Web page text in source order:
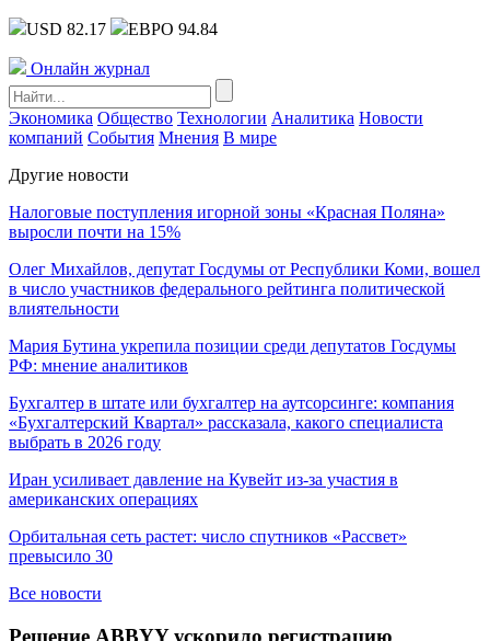
USD 82.17 ЕВРО 94.84
Онлайн журнал
Экономика Общество Технологии Аналитика Новости
компаний События Мнения В мире
Другие новости
Налоговые поступления игорной зоны «Красная Поляна»
выросли почти на 15%
Олег Михайлов, депутат Госдумы от Республики Коми, вошел
в число участников федерального рейтинга политической
влиятельности
Мария Бутина укрепила позиции среди депутатов Госдумы
РФ: мнение аналитиков
Бухгалтер в штате или бухгалтер на аутсорсинге: компания
«Бухгалтерский Квартал» рассказала, какого специалиста
выбрать в 2026 году
Иран усиливает давление на Кувейт из-за участия в
американских операциях
Орбитальная сеть растет: число спутников «Рассвет»
превысило 30
Все новости
Решение ABBYY ускорило регистрацию